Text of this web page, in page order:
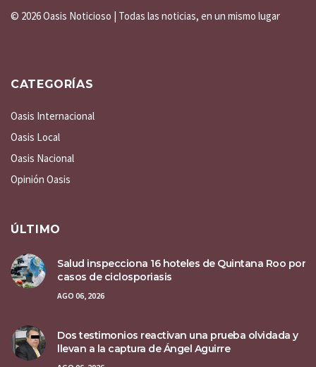
© 2026 Oasis Noticioso | Todas las noticias, en un mismo lugar
CATEGORÍAS
Oasis Internacional
Oasis Local
Oasis Nacional
Opinión Oasis
ÚLTIMO
Salud inspecciona 16 hoteles de Quintana Roo por
casos de ciclosporiasis
AGO 06, 2026
Dos testimonios reactivan una prueba olvidada y
llevan a la captura de Ángel Aguirre